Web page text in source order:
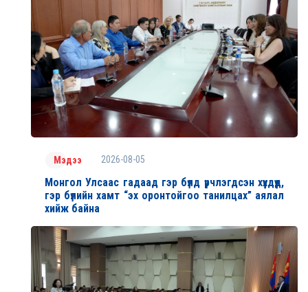
Мэдээ 2026-08-05
Монгол Улсаас гадаад гэр бүлд үрчлэгдсэн хүүхдүүд,
гэр бүлийн хамт “эх оронтойгоо танилцах” аялал
хийж байна